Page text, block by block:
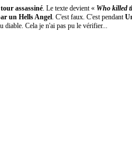
assassiné. Le texte devient « Who killed
un Hells Angel. C'est faux. C'est pendant
diable. Cela je n'ai pas pu le vérifier...